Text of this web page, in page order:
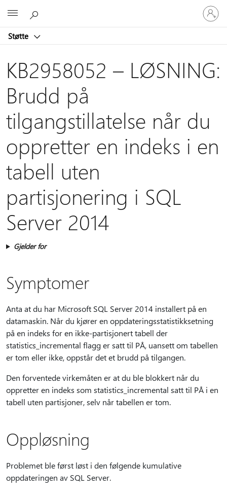
Støtte
Logg
på
kontoen
KB2958052 – LØSNING:
Brudd på
tilgangstillatelse når du
oppretter en indeks i en
tabell uten
partisjonering i SQL
Server 2014
Gjelder for
Symptomer
Anta at du har Microsoft SQL Server 2014 installert på en
datamaskin. Når du kjører en oppdateringsstatistikksetning
på en indeks for en ikke-partisjonert tabell der
statistics_incremental flagg er satt til PÅ, uansett om tabellen
er tom eller ikke, oppstår det et brudd på tilgangen.
Den forventede virkemåten er at du ble blokkert når du
oppretter en indeks som statistics_incremental satt til PÅ i en
tabell uten partisjoner, selv når tabellen er tom.
Oppløsning
Problemet ble først løst i den følgende kumulative
oppdateringen av SQL Server.